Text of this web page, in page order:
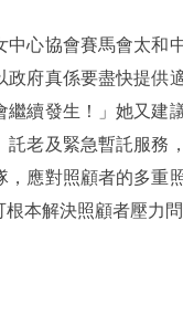
中心協會賽馬會太和
政府真係要盡快提供
繼續發生！」她又建
託老及緊急暫託服務
，應對照顧者的多重
本解決照顧者壓力問